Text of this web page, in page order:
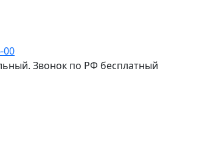
00
Звонок по РФ бесплатный